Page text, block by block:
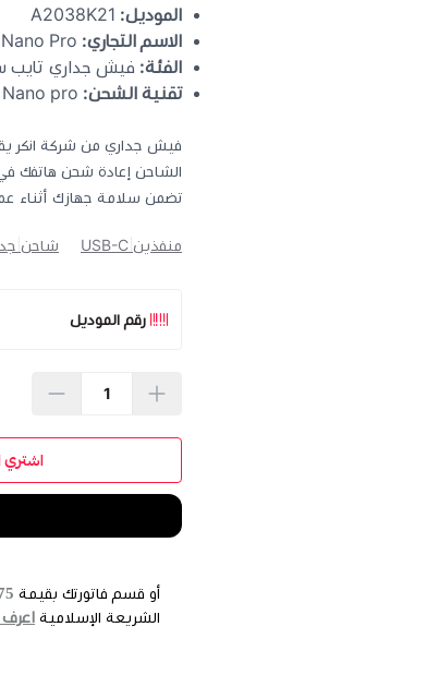
الموديل:
الاسم التجاري:
الفئة: فيش جداري تايب
تقنية الشحن:
الشاحن إعادة شحن هاتفك
تضمن سلامة جهازك أثناء
منفذين USB-C شاحن
رقم الموديل
اشتري
أو قسم فاتورتك بقيمة
الشريعة الإسلامية اعرف